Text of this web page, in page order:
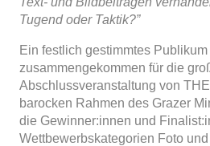
Tugend oder Taktik?”
Ein festlich gestimmtes
zusammengekommen für die
Abschlussveranstaltung von
barocken Rahmen des Grazer
die Gewinner:innen und
Wettbewerbskategorien Foto